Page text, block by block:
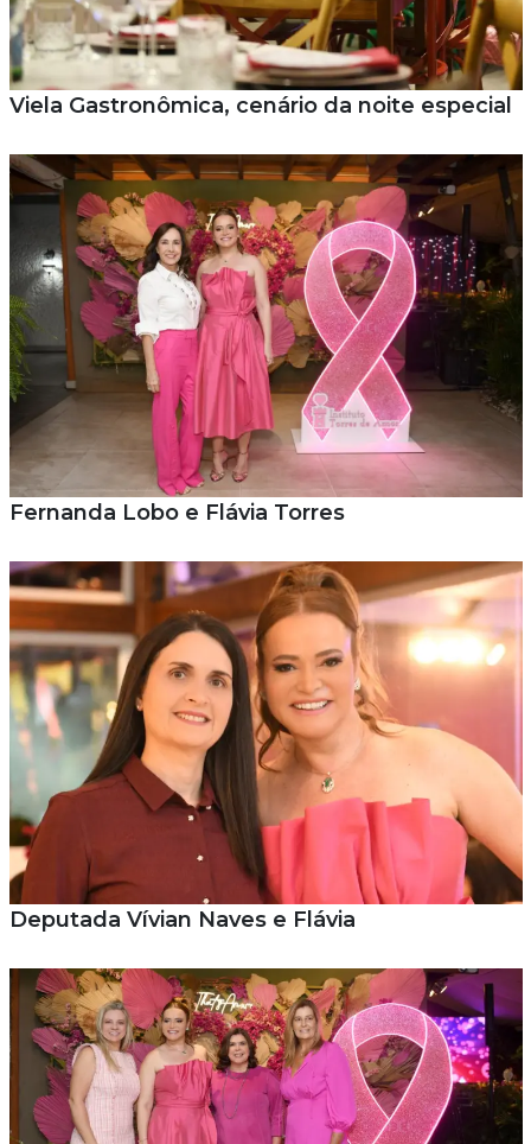
Viela Gastronômica, cenário da noite especial
Fernanda Lobo e Flávia Torres
Deputada Vívian Naves e Flávia